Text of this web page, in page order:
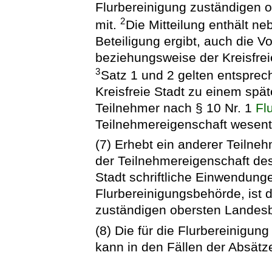
Flurbereinigung zuständigen
mit.2Die Mitteilung enthält
Beteiligung ergibt, auch die
beziehungsweise der
3Satz 1 und 2 gelten
Kreisfreie Stadt zu einem
Teilnehmer nach § 10 Nr. 1
Teilnehmereigenschaft
(7) Erhebt ein anderer
der Teilnehmereigenschaft
Stadt schriftliche
Flurbereinigungsbehörde, ist
zuständigen obersten
(8) Die für die
kann in den Fällen der